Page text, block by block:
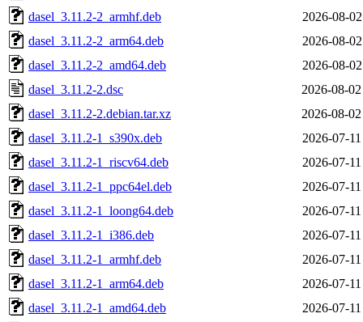
dasel_3.11.2-2_armhf.deb
2026-08-
dasel_3.11.2-2_arm64.deb
2026-08-
dasel_3.11.2-2_amd64.deb
2026-08-
dasel_3.11.2-2.dsc
2026-08-
dasel_3.11.2-2.debian.tar.xz
2026-08-
dasel_3.11.2-1_s390x.deb
2026-07-
dasel_3.11.2-1_riscv64.deb
2026-07-
dasel_3.11.2-1_ppc64el.deb
2026-07-
dasel_3.11.2-1_loong64.deb
2026-07-
dasel_3.11.2-1_i386.deb
2026-07-
dasel_3.11.2-1_armhf.deb
2026-07-
dasel_3.11.2-1_arm64.deb
2026-07-
dasel_3.11.2-1_amd64.deb
2026-07-